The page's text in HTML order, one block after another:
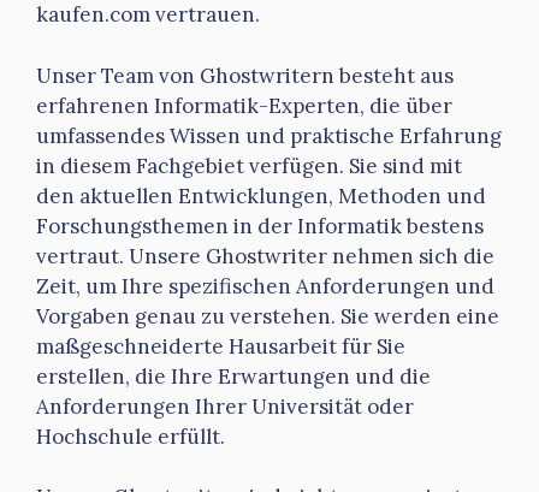
kaufen.com vertrauen.
Unser Team von Ghostwritern besteht aus
erfahrenen Informatik-Experten, die über
umfassendes Wissen und praktische Erfahrung
in diesem Fachgebiet verfügen. Sie sind mit
den aktuellen Entwicklungen, Methoden und
Forschungsthemen in der Informatik bestens
vertraut. Unsere Ghostwriter nehmen sich die
Zeit, um Ihre spezifischen Anforderungen und
Vorgaben genau zu verstehen. Sie werden eine
maßgeschneiderte Hausarbeit für Sie
erstellen, die Ihre Erwartungen und die
Anforderungen Ihrer Universität oder
Hochschule erfüllt.